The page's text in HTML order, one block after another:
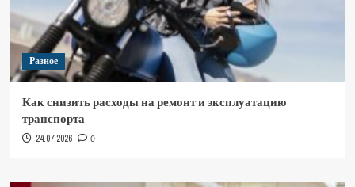
Разное
Как снизить расходы на ремонт и эксплуатацию
транспорта
24.07.2026 0